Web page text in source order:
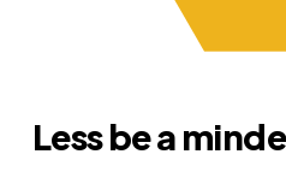
Less be a